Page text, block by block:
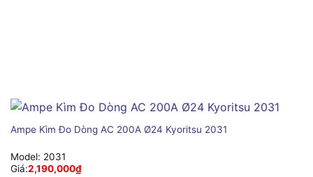
Ampe Kìm Đo Dòng AC 200A Ø24 Kyoritsu 2031
Model: 2031
Giá:2,190,000₫